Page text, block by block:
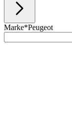
Marke*Peugeot